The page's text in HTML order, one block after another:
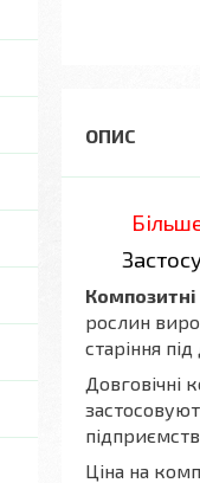
рослин
старіння
Довговічні
Ціна на